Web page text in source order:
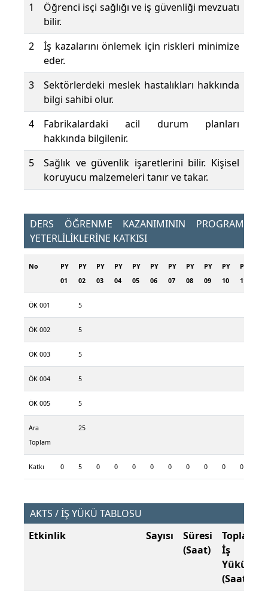
1
Öğrenci isçi sağlığı ve iş güvenliği mevzuatı
bilir.
2
İş kazalarını önlemek için riskleri minimize
eder.
3
Sektörlerdeki meslek hastalıkları hakkında
bilgi sahibi olur.
4
Fabrikalardaki acil durum planları
hakkında bilgilenir.
5
Sağlık ve güvenlik işaretlerini bilir. Kişisel
koruyucu malzemeleri tanır ve takar.
DERS ÖĞRENME KAZANIMININ PROGRAM
YETERLİLİKLERİNE KATKISI
No
PY
01
PY
02
PY
03
PY
04
PY
05
PY
06
PY
07
PY
08
PY
09
PY
10
PY
11
ÖK 001 5
ÖK 002 5
ÖK 003 5
ÖK 004 5
ÖK 005 5
Ara
Toplam
25
Katkı 0 5 0 0 0 0 0 0 0 0 0
AKTS / İŞ YÜKÜ TABLOSU
Etkinlik
Sayısı
Süresi
(Saat)
Toplam
İş
Yükü
(Saat)